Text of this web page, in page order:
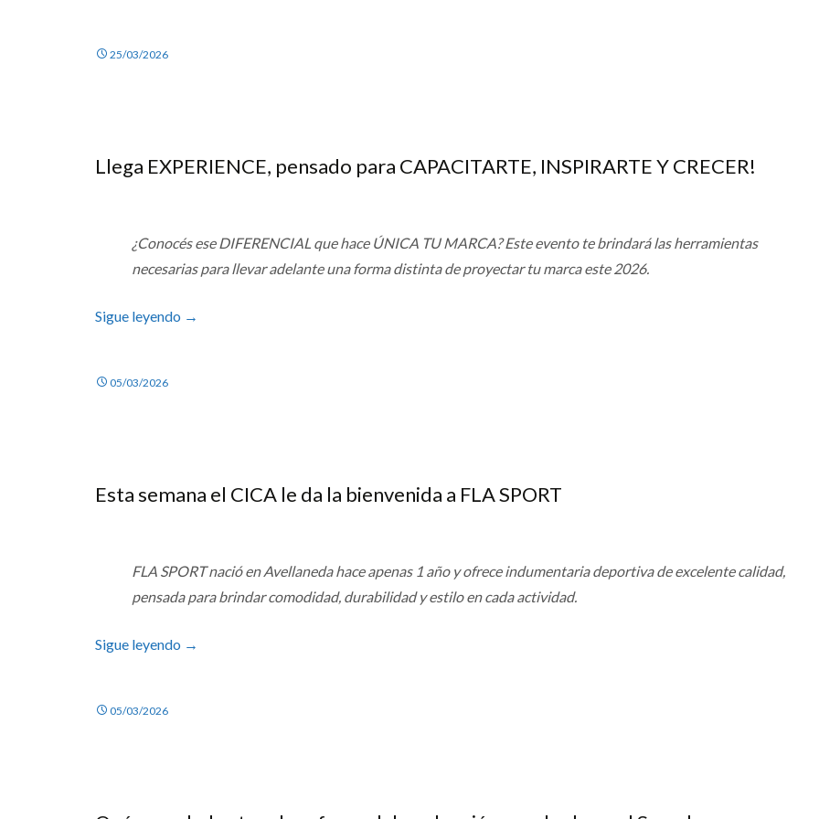
25/03/2026
Llega EXPERIENCE, pensado para CAPACITARTE, INSPIRARTE Y CRECER!
¿Conocés ese DIFERENCIAL que hace ÚNICA TU MARCA? Este evento te brindará las herramientas
necesarias para llevar adelante una forma distinta de proyectar tu marca este 2026.
Sigue leyendo →
05/03/2026
Esta semana el CICA le da la bienvenida a FLA SPORT
FLA SPORT nació en Avellaneda hace apenas 1 año y ofrece indumentaria deportiva de excelente calidad,
pensada para brindar comodidad, durabilidad y estilo en cada actividad.
Sigue leyendo →
05/03/2026